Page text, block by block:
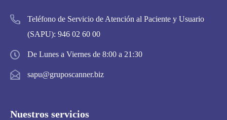
Teléfono de Servicio de Atención al Paciente y Usuario
(SAPU): 946 02 60 00
De Lunes a Viernes de 8:00 a 21:30
sapu@gruposcanner.biz
Nuestros servicios